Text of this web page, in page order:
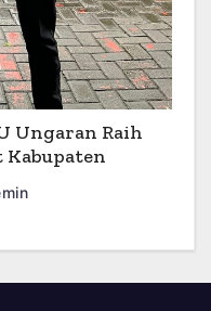
Ungaran Raih
Kabupaten